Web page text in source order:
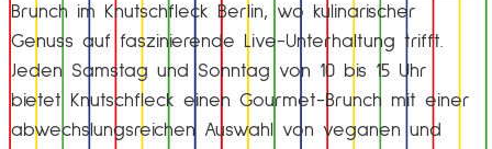
Brunch im Knutschfleck Berlin, wo kulinarischer
Genuss auf faszinierende Live-Unterhaltung trifft.
Jeden Samstag und Sonntag von 10 bis 15 Uhr
bietet Knutschfleck einen Gourmet-Brunch mit einer
abwechslungsreichen Auswahl von veganen und